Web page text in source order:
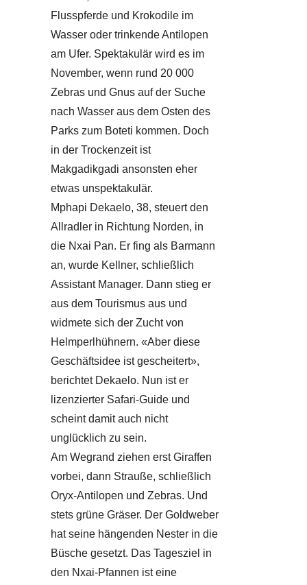
Flusspferde und Krokodile im
Wasser oder trinkende Antilopen
am Ufer. Spektakulär wird es im
November, wenn rund 20 000
Zebras und Gnus auf der Suche
nach Wasser aus dem Osten des
Parks zum Boteti kommen. Doch
in der Trockenzeit ist
Makgadikgadi ansonsten eher
etwas unspektakulär.
Mphapi Dekaelo, 38, steuert den
Allradler in Richtung Norden, in
die Nxai Pan. Er fing als Barmann
an, wurde Kellner, schließlich
Assistant Manager. Dann stieg er
aus dem Tourismus aus und
widmete sich der Zucht von
Helmperlhühnern. «Aber diese
Geschäftsidee ist gescheitert»,
berichtet Dekaelo. Nun ist er
lizenzierter Safari-Guide und
scheint damit auch nicht
unglücklich zu sein.
Am Wegrand ziehen erst Giraffen
vorbei, dann Strauße, schließlich
Oryx-Antilopen und Zebras. Und
stets grüne Gräser. Der Goldweber
hat seine hängenden Nester in die
Büsche gesetzt. Das Tagesziel in
den Nxai-Pfannen ist eine